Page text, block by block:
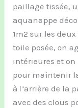
paillage tissée,
aquanappe
1m2 sur les
toile posée, on
intérieures et
pour maintenir
à l’arrière de la
avec des clous